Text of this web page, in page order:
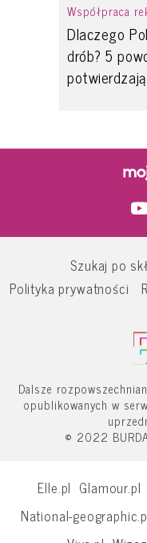
Współpraca
Dlaczego
drób? 5
Szukaj po
Polityka prywatności
Dalsze
opublikowanych w
© 2022
Elle.pl Glamour.pl
National-